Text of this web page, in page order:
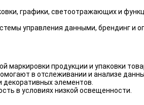
графики, светоотражающих и
управления данными, брендинг и
продукции и упаковки
в отслеживании и анализе
элементов.
в условиях низкой освещенности.